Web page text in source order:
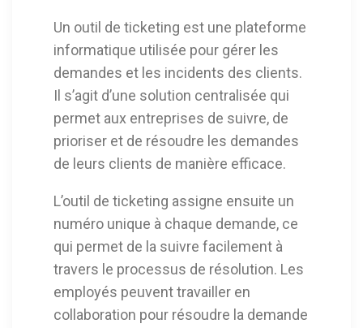
Un outil de ticketing est une plateforme
informatique utilisée pour gérer les
demandes et les incidents des clients.
Il s’agit d’une solution centralisée qui
permet aux entreprises de suivre, de
prioriser et de résoudre les demandes
de leurs clients de manière efficace.
L’outil de ticketing assigne ensuite un
numéro unique à chaque demande, ce
qui permet de la suivre facilement à
travers le processus de résolution. Les
employés peuvent travailler en
collaboration pour résoudre la demande